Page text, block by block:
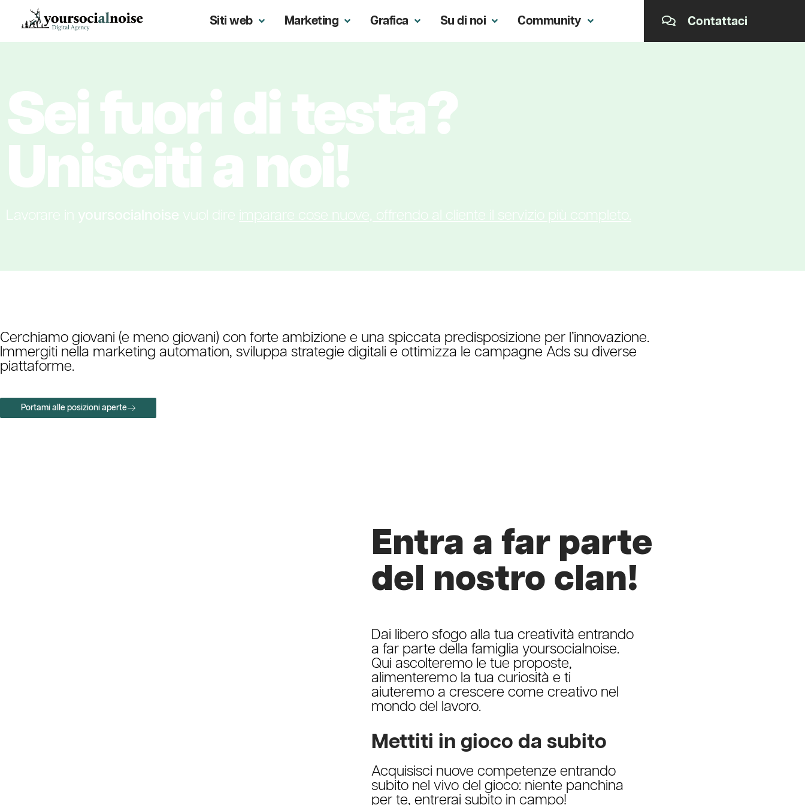
Siti web Marketing Grafica Su di noi Community Contattaci
Sei fuori di testa?
Unisciti a noi!
Lavorare in yoursocialnoise vuol dire imparare cose nuove, offrendo al cliente il servizio più completo.
Cerchiamo giovani (e meno giovani) con forte ambizione e una spiccata predisposizione per l’innovazione.
Immergiti nella marketing automation, sviluppa strategie digitali e ottimizza le campagne Ads su diverse
piattaforme.
Portami alle posizioni aperte
Entra a far parte
del nostro clan!
Dai libero sfogo alla tua creatività entrando
a far parte della famiglia yoursocialnoise.
Qui ascolteremo le tue proposte,
alimenteremo la tua curiosità e ti
aiuteremo a crescere come creativo nel
mondo del lavoro.
Mettiti in gioco da subito
Acquisisci nuove competenze entrando
subito nel vivo del gioco: niente panchina
per te, entrerai subito in campo!